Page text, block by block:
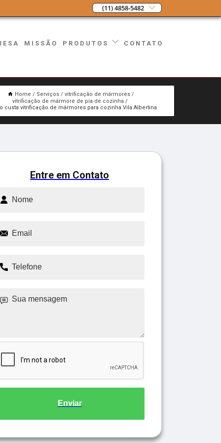
(11) 4858-5482
MISSÃO PRODUTOS CONTATO
Home Serviços
vitrificação de mármores
vitrificação de mármore de pia de cozinha
custa vitrificação de mármores para cozinha Vila Albertina
Entre em Contato
Enviar